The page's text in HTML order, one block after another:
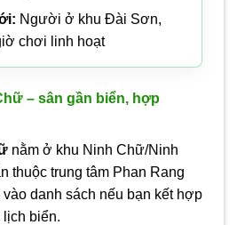
Người ở khu Đài Sơn,
chơi linh hoạt
– sân gần biển, hợp
nằm ở khu Ninh Chữ/Ninh
thuộc trung tâm Phan Rang
danh sách nếu bạn kết hợp
biển.